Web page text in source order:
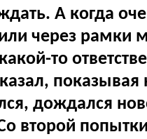
А когда
через рамки
то
дождался
второй